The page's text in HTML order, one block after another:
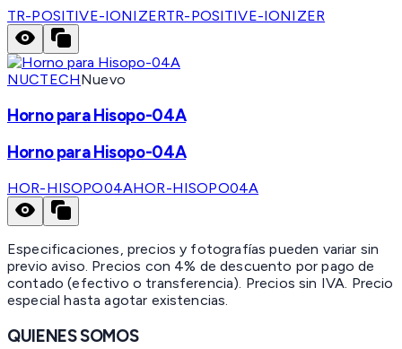
TR-POSITIVE-IONIZERTR-POSITIVE-IONIZER
NUCTECHNuevo
Horno para Hisopo-04A
Horno para Hisopo-04A
HOR-HISOPO04AHOR-HISOPO04A
Especificaciones, precios y fotografías pueden variar sin
previo aviso. Precios con 4% de descuento por pago de
contado (efectivo o transferencia). Precios sin IVA. Precio
especial hasta agotar existencias.
QUIENES SOMOS